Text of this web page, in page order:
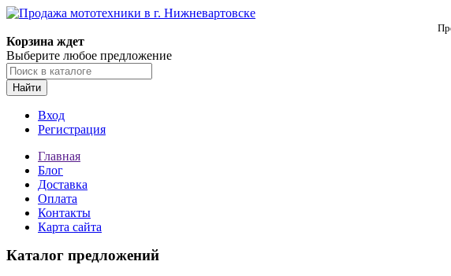
Корзина ждет
Выберите любое предложение
Найти
Вход
Регистрация
Главная
Блог
Доставка
Оплата
Контакты
Карта сайта
Каталог предложений